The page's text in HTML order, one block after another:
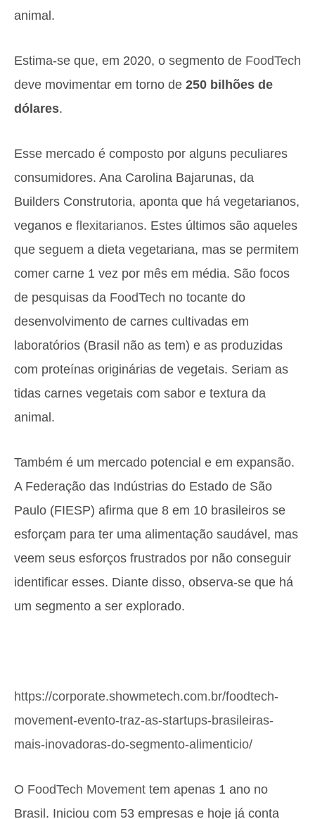
animal.
Estima-se que, em 2020, o segmento de FoodTech
deve movimentar em torno de 250 bilhões de
dólares.
Esse mercado é composto por alguns peculiares
consumidores. Ana Carolina Bajarunas, da
Builders Construtoria, aponta que há vegetarianos,
veganos e flexitarianos. Estes últimos são aqueles
que seguem a dieta vegetariana, mas se permitem
comer carne 1 vez por mês em média. São focos
de pesquisas da FoodTech no tocante do
desenvolvimento de carnes cultivadas em
laboratórios (Brasil não as tem) e as produzidas
com proteínas originárias de vegetais. Seriam as
tidas carnes vegetais com sabor e textura da
animal.
Também é um mercado potencial e em expansão.
A Federação das Indústrias do Estado de São
Paulo (FIESP) afirma que 8 em 10 brasileiros se
esforçam para ter uma alimentação saudável, mas
veem seus esforços frustrados por não conseguir
identificar esses. Diante disso, observa-se que há
um segmento a ser explorado.
https://corporate.showmetech.com.br/foodtech-
movement-evento-traz-as-startups-brasileiras-
mais-inovadoras-do-segmento-alimenticio/
O FoodTech Movement tem apenas 1 ano no
Brasil. Iniciou com 53 empresas e hoje já conta